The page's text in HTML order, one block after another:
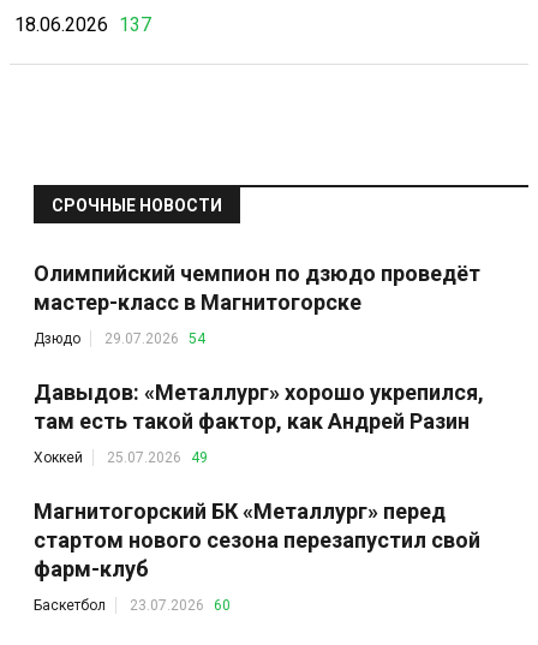
18.06.2026 137
СРОЧНЫЕ НОВОСТИ
Олимпийский чемпион по дзюдо проведёт
мастер-класс в Магнитогорске
Дзюдо 29.07.2026 54
Давыдов: «Металлург» хорошо укрепился,
там есть такой фактор, как Андрей Разин
Хоккей 25.07.2026 49
Магнитогорский БК «Металлург» перед
стартом нового сезона перезапустил свой
фарм-клуб
Баскетбол 23.07.2026 60